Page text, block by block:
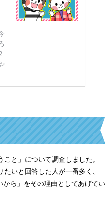
と」について調査しました。
たいと回答した人が一番多く、
から」をその理由としてあげてい